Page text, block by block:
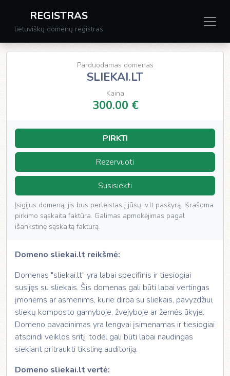
REGISTRAS
lietuviškų domenų registras
Parduodamas domenas
SLIEKAI.LT
Kaina
300.00 €
PIRKTI
Rezervuoti
Susisiekti
Įsigijus domeną, jis bus perleistas į jūsų iv.lt paskyrą. Išrašoma
pirkimo sąskaita faktūra. Galimas apmokėjimas pagal
išankstinę sąskaitą faktūrą.
Domeno sliekai.lt reikšmė:
Domenas "sliekai.lt" yra labai specifinis ir tiesiogiai
susijęs su sliekais. Šis domenas gali būti labai vertingas
įmonėms ar asmenims, kurie dirba su sliekais, pavyzdžiui,
sliekų komposto gamyboje, žvejyboje ar žemės ūkyje.
Domeno pavadinimas yra lengvai įsimenamas ir tiesiogiai
atspindi veiklos sritį, todėl gali būti labai naudingas
siekiant pritraukti tikslinę auditoriją.
Domeno sliekai.lt vertė: